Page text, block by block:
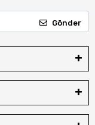
Gönder